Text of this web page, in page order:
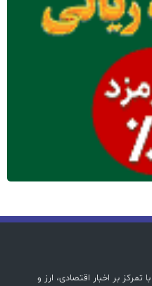
بر اخبار اقتصادی، ارز و